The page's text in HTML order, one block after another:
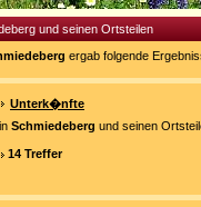
und seinen Ortsteilen
ergab folgende
Unterk�nfte
in Schmiedeberg und seinen
14 Treffer